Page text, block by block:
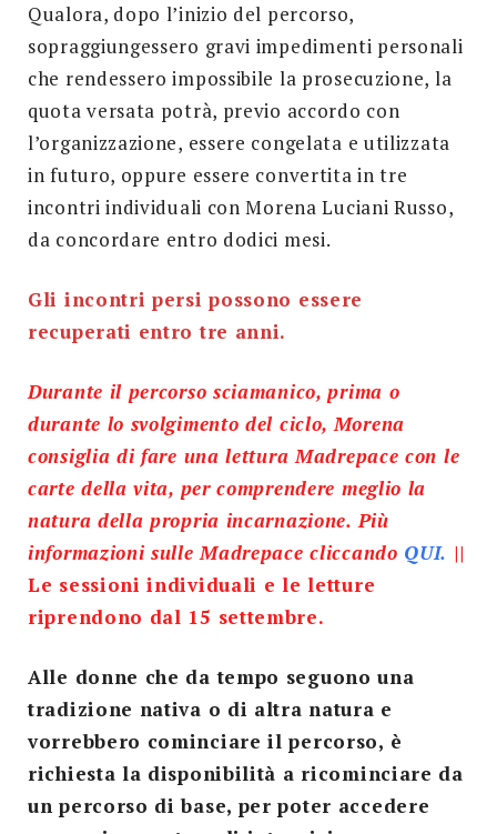
Qualora, dopo l’inizio del percorso,
sopraggiungessero gravi impedimenti personali
che rendessero impossibile la prosecuzione, la
quota versata potrà, previo accordo con
l’organizzazione, essere congelata e utilizzata
in futuro, oppure essere convertita in tre
incontri individuali con Morena Luciani Russo,
da concordare entro dodici mesi.
Gli incontri persi possono essere
recuperati entro tre anni.
Durante il percorso sciamanico, prima o
durante lo svolgimento del ciclo, Morena
consiglia di fare una lettura Madrepace con le
carte della vita, per comprendere meglio la
natura della propria incarnazione. Più
informazioni sulle Madrepace cliccando QUI. ||
Le sessioni individuali e le letture
riprendono dal 15 settembre.
Alle donne che da tempo seguono una
tradizione nativa o di altra natura e
vorrebbero cominciare il percorso, è
richiesta la disponibilità a ricominciare da
un percorso di base, per poter accedere